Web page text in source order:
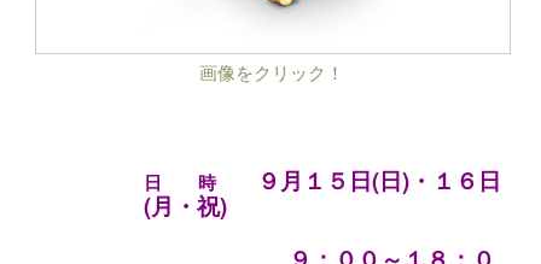
画像をクリック！
日 時 ９月１５日(日)・１６日
(月・祝)